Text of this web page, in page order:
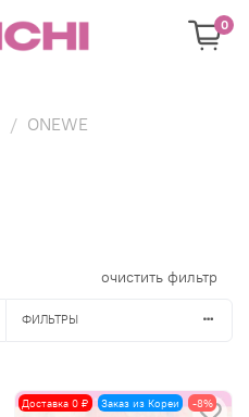
0
ONEWE
очистить фильтр
ФИЛЬТРЫ
Доставка 0 ₽ Заказ из Кореи -8%